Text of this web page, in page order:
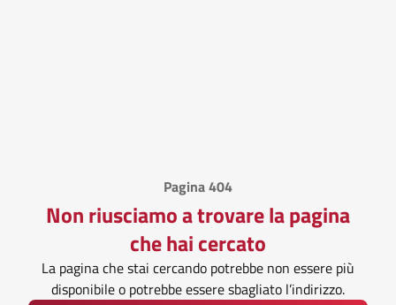
Pagina 404
Non riusciamo a trovare la pagina
che hai cercato
La pagina che stai cercando potrebbe non essere più
disponibile o potrebbe essere sbagliato l’indirizzo.